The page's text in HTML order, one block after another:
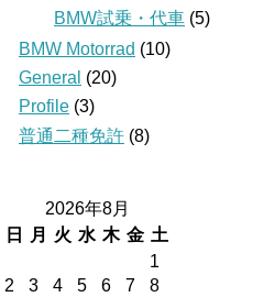
BMW試乗・代車 (5)
BMW Motorrad (10)
General (20)
Profile (3)
普通二種免許 (8)
2026年8月
日
月 火 水 木 金 土
1
2
3 4 5 6 7
8